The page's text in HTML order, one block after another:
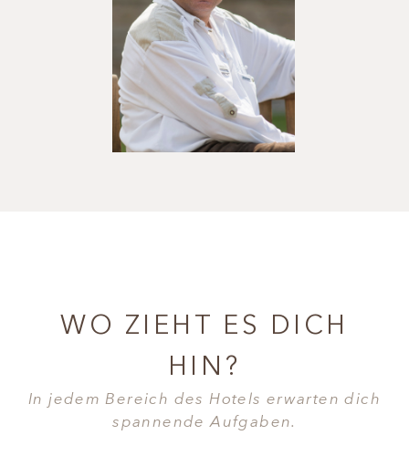
WO ZIEHT ES DICH
HIN?
In jedem Bereich des Hotels erwarten dich
spannende Aufgaben.